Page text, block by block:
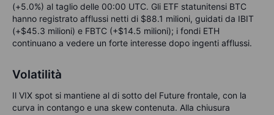
(+5.0%) al taglio delle 00:00 UTC. Gli ETF statunitensi BTC
hanno registrato afflussi netti di $88.1 milioni, guidati da IBIT
(+$45.3 milioni) e FBTC (+$14.5 milioni); i fondi ETH
continuano a vedere un forte interesse dopo ingenti afflussi.
Volatilità
Il VIX spot si mantiene al di sotto del Future frontale, con la
curva in contango e una skew contenuta. Alla chiusura